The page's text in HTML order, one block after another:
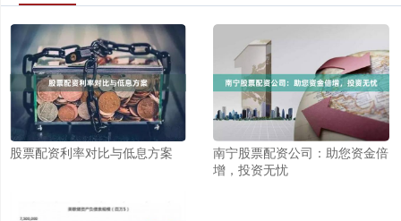
股票配资利率对比与低息方案
南宁股票配资公司：助您资金倍
增，投资无忧